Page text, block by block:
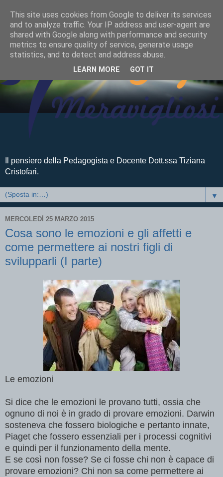
Il pensiero della Pedagogista e Docente Dott.ssa Tiziana
Cristofari.
▼
MERCOLEDÌ 25 MARZO 2015
Cosa sono le emozioni e gli affetti e
come permettere ai nostri figli di
svilupparli (I parte)
Le emozioni
Si dice che le emozioni le provano tutti, ossia che
ognuno di noi è in grado di provare emozioni. Darwin
sosteneva che fossero biologiche e pertanto innate,
Piaget che fossero essenziali per i processi cognitivi
e quindi per il funzionamento della mente.
E se così non fosse? Se ci fosse chi non è capace di
provare emozioni? Chi non sa come permettere ai
This site uses cookies from Google to deliver its services
and to analyze traffic. Your IP address and user-agent are
shared with Google along with performance and security
metrics to ensure quality of service, generate usage
statistics, and to detect and address abuse.
LEARN MORE GOT IT